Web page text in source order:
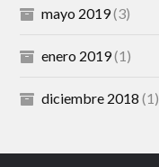
mayo 2019(3)
enero 2019(1)
diciembre 2018 (1)